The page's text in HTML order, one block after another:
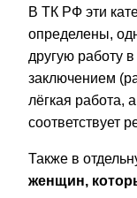
В ТК РФ эти
определены,
другую работу
заключением
лёгкая работа,
соответствует
Также в
женщин,